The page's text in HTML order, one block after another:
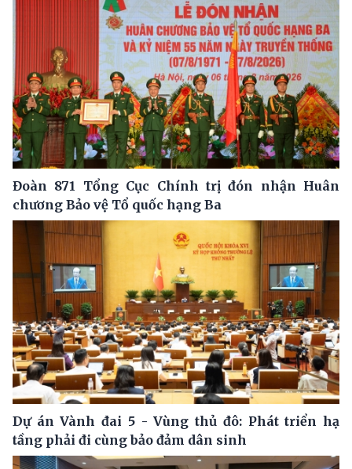
Đoàn 871 Tổng Cục Chính trị đón nhận Huân
chương Bảo vệ Tổ quốc hạng Ba
Dự án Vành đai 5 - Vùng thủ đô: Phát triển hạ
tầng phải đi cùng bảo đảm dân sinh